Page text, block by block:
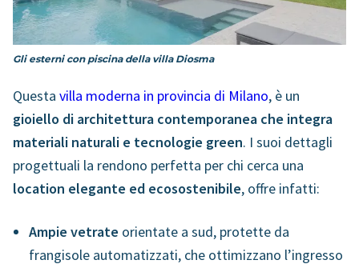
Gli esterni con piscina della villa Diosma
Questa villa moderna in provincia di Milano, è un
gioiello di architettura contemporanea che integra
materiali naturali e tecnologie green. I suoi dettagli
progettuali la rendono perfetta per chi cerca una
location elegante ed ecosostenibile, offre infatti:
Ampie vetrate orientate a sud, protette da
frangisole automatizzati, che ottimizzano l’ingresso